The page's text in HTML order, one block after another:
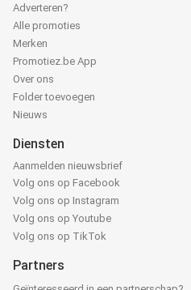
Adverteren?
Alle promoties
Merken
Promotiez.be App
Over ons
Folder toevoegen
Nieuws
Diensten
Aanmelden nieuwsbrief
Volg ons op Facebook
Volg ons op Instagram
Volg ons op Youtube
Volg ons op TikTok
Partners